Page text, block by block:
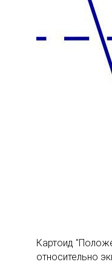
Картоид
относительно